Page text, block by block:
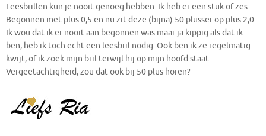
Leesbrillen kun je nooit genoeg hebben. Ik heb er een stuk of zes.
Begonnen met plus 0,5 en nu zit deze (bijna) 50 plusser op plus 2,0.
Ik wou dat ik er nooit aan begonnen was maar ja kippig als dat ik
ben, heb ik toch echt een leesbril nodig. Ook ben ik ze regelmatig
kwijt, of ik zoek mijn bril terwijl hij op mijn hoofd staat…
Vergeetachtigheid, zou dat ook bij 50 plus horen?